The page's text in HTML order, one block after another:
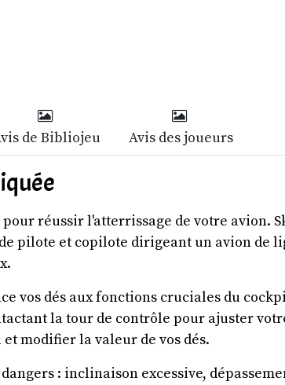
de Bibliojeu Avis des joueurs
réussir l'atterrissage de votre avion.
pilote et copilote dirigeant un avion de
vos dés aux fonctions cruciales du
la tour de contrôle pour ajuster
modifier la valeur de vos dés.
: inclinaison excessive,